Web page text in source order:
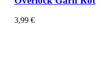
3,99 €